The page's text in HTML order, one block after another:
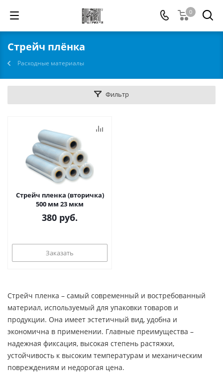
0
Стрейч плёнка
Расходные материалы
Фильтр
Стрейч пленка (вторичка)
500 мм 23 мкм
380 руб.
Заказать
Стрейч пленка – самый современный и востребованный
материал, используемый для упаковки товаров и
продукции. Она имеет эстетичный вид, удобна и
экономична в применении. Главные преимущества –
надежная фиксация, высокая степень растяжки,
устойчивость к высоким температурам и механическим
повреждениям и недорогая цена.